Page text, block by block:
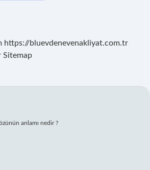
https://bluevdenevenakliyat.com.tr
Sitemap
anlamı nedir ?